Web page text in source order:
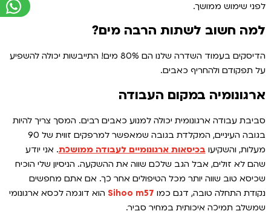
לפני שימוש ממושך.
למה חשוב לשתות הרבה מים?
הדיסקים בעמוד השדרה שלנו הם 80% מים! התייבשות יכולה להשפיע
על תפקודם ולהחריף כאבים.
ארגונומיה במקום העבודה
סביבת עבודה ארגונומית יכולה למנוע כאבים רבים. המסך צריך להיות
בגובה העיניים, המקלדת בגובה שמאפשר למרפקים זווית של 90
מעלות, והשקיעו בכיסאות ארגונומיים לעבודה ממושכת. אני יודע
שהם לא זולים, אבל הגב שלכם שווה את ההשקעה. הניסיון שלי הוכיח
שכיסא טוב שווה יותר מכל הטיפולים אחר כך. אם אתם מחפשים
נקודת התחלה טובה, דגם כמו Sihoo m57 הוא דוגמה לכסא ארגונומי
שמשלב תמיכה איכותית במחיר סביר.